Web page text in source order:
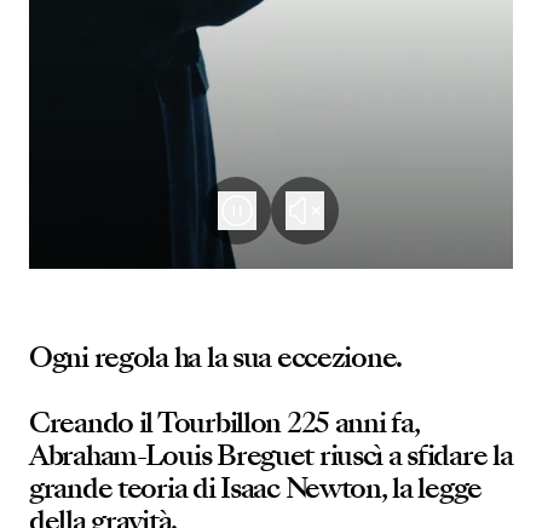
Ogni regola ha la sua eccezione.
Creando il Tourbillon 225 anni fa,
Abraham-Louis Breguet riuscì a sfidare la
grande teoria di Isaac Newton, la legge